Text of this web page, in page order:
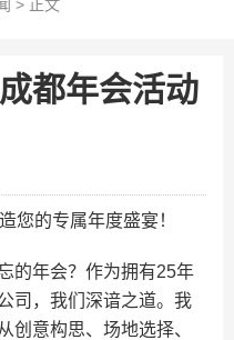
> 正文
都年会活动
您的专属年度盛宴！
的年会？作为拥有25年
司，我们深谙之道。我
创意构思、场地选择、